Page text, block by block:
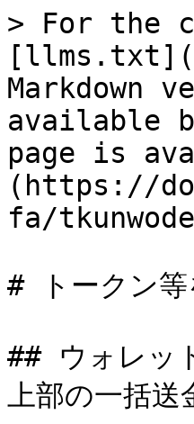
> For the
Markdown
available
page is
(https://
fa/
# トークン等
## ウォレッ
上部の一括